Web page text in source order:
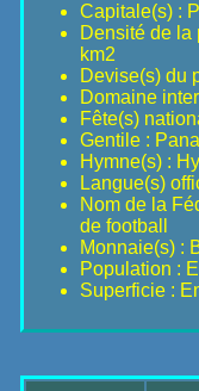
Capitale(s) :
Densité de la
km2
Devise(s) du
Domaine
Fête(s)
Gentile :
Hymne(s) :
Langue(s)
Nom de la
de football
Monnaie(s) :
Population :
Superficie :